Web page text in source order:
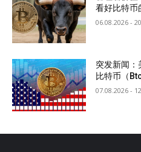
看好比特币
06.08.2026 -
突发新闻：
比特币（
07.08.2026 -